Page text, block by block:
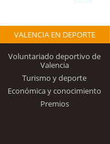
VALENCIA EN DEPORTE
Voluntariado deportivo de
Valencia
Turismo y deporte
Económica y conocimiento
Premios